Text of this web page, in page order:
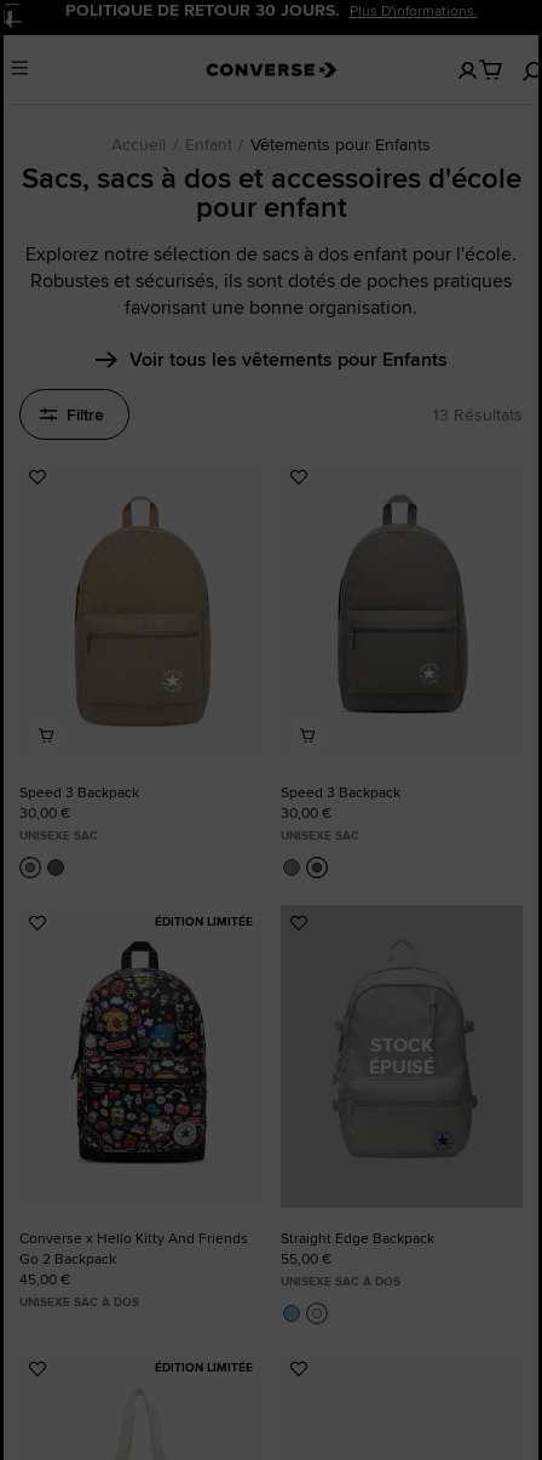
Pause POLITIQUE DE RETOUR 30 JOURS. Plus D'informations.
Menu
Aucun
articles
Accueil Enfant Vêtements pour Enfants
Sacs, sacs à dos et accessoires d'école
pour enfant
Explorez notre sélection de sacs à dos enfant pour l'école.
Robustes et sécurisés, ils sont dotés de poches pratiques
favorisant une bonne organisation.
Voir tous les vêtements pour Enfants
Filtre 13 Résultats
Ajouter
Speed 3 Backpack
30,00 €
UNISEXE SAC
Ajouter
Speed 3 Backpack
30,00 €
UNISEXE SAC
ÉDITION LIMITÉE
Ajouter
Converse x Hello Kitty And Friends
Go 2 Backpack
45,00 €
UNISEXE SAC À DOS
STOCK
ÉPUISÉ
Ajouter
Straight Edge Backpack
55,00 €
UNISEXE SAC À DOS
ÉDITION LIMITÉE
Ajouter
Ajouter